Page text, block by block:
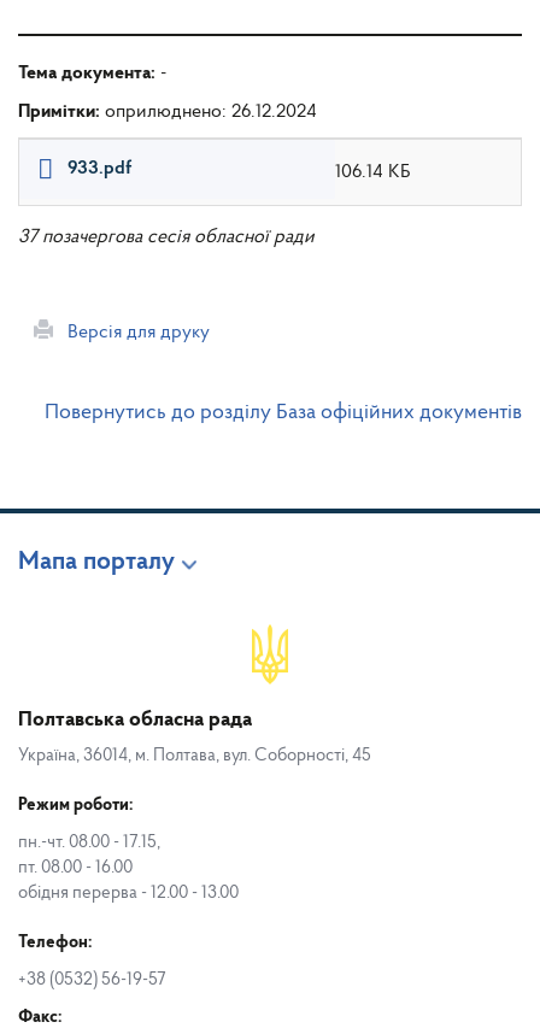
Тема документа: -
Примітки: оприлюднено: 26.12.2024
933.pdf 106.14 КБ
37 позачергова сесія обласної ради
Версія для друку
Повернутись до розділу База офіційних документів
Мапа порталу
Полтавська обласна рада
Україна, 36014, м. Полтава, вул. Соборності, 45
Режим роботи:
пн.-чт. 08.00 - 17.15,
пт. 08.00 - 16.00
обідня перерва - 12.00 - 13.00
Телефон:
+38 (0532) 56-19-57
Факс: